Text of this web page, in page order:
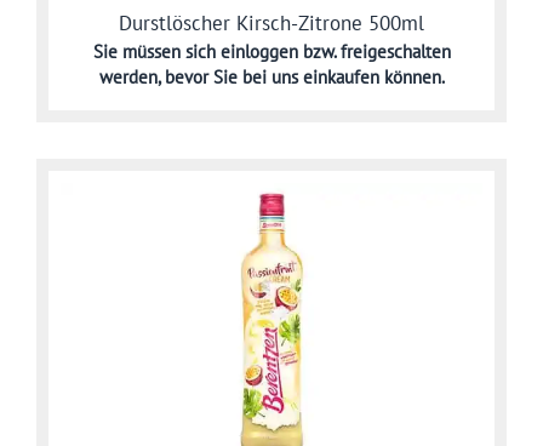
Durstlöscher Kirsch-Zitrone 500ml
Sie müssen sich einloggen bzw. freigeschalten
werden,bevor Sie bei uns einkaufen können.